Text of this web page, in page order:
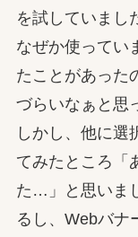
を試していまし
なぜか使ってい
たことがあった
づらいなぁと思
しかし、他に選
てみたところ「
た…」と思いま
るし、Webバナ